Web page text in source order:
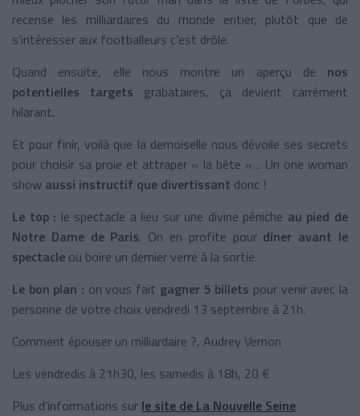
recense les milliardaires du monde entier, plutôt que de
s’intéresser aux footballeurs c’est drôle.
Quand ensuite, elle nous montre un aperçu de nos
potentielles targets grabataires, ça devient carrément
hilarant.
Et pour finir, voilà que la demoiselle nous dévoile ses secrets
pour choisir sa proie et attraper « la bête »… Un one woman
show aussi instructif que divertissant donc !
Le top : le spectacle a lieu sur une divine péniche au pied de
Notre Dame de Paris. On en profite pour dîner avant le
spectacle ou boire un dernier verre à la sortie.
Le bon plan : on vous fait gagner 5 billets pour venir avec la
personne de votre choix vendredi 13 septembre à 21h.
Comment épouser un milliardaire ?, Audrey Vernon
Les vendredis à 21h30, les samedis à 18h, 20 €
Plus d’informations sur le site de La Nouvelle Seine